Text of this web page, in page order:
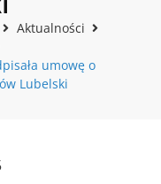
Aktualności
umowę o
Lubelski